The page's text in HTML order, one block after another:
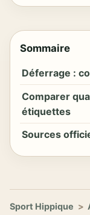
Sommaire
Déferrage :
Comparer
étiquettes
Sources
Sport Hippique >